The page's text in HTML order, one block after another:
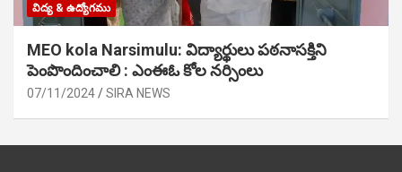
విద్య & ఉద్యోగము
MEO kola Narsimulu: విద్యార్థులు పఠ‌నాసక్తిని
పెంపొందించాలి : ఎంఈఓ కోల నర్సింలు
07/11/2024 SIRA NEWS